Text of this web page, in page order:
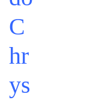
C
hr
ys